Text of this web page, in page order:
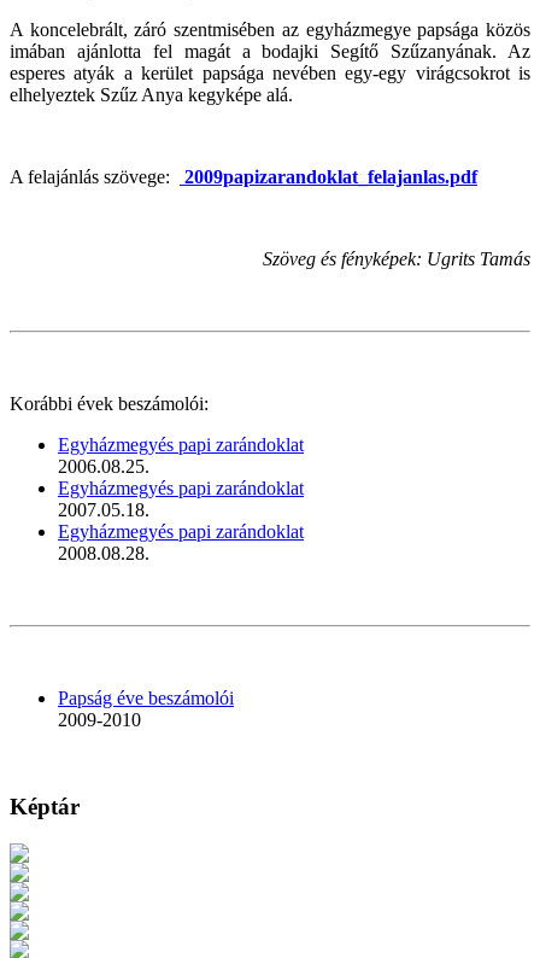
A koncelebrált, záró szentmisében az egyházmegye papsága közös
imában ajánlotta fel magát a bodajki Segítő Szűzanyának. Az
esperes atyák a kerület papsága nevében egy-egy virágcsokrot is
elhelyeztek Szűz Anya kegyképe alá.
A felajánlás szövege: 2009papizarandoklat_felajanlas.pdf
Szöveg és fényképek: Ugrits Tamás
Korábbi évek beszámolói:
Egyházmegyés papi zarándoklat
2006.08.25.
Egyházmegyés papi zarándoklat
2007.05.18.
Egyházmegyés papi zarándoklat
2008.08.28.
Papság éve beszámolói
2009-2010
Képtár